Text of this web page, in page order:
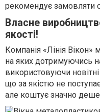
рекомендує замовляти
Власне
якості!
Компанія «Лінія Вікон»
на яких дотримуючись
використовуючи
що за якістю не
але коштує значно